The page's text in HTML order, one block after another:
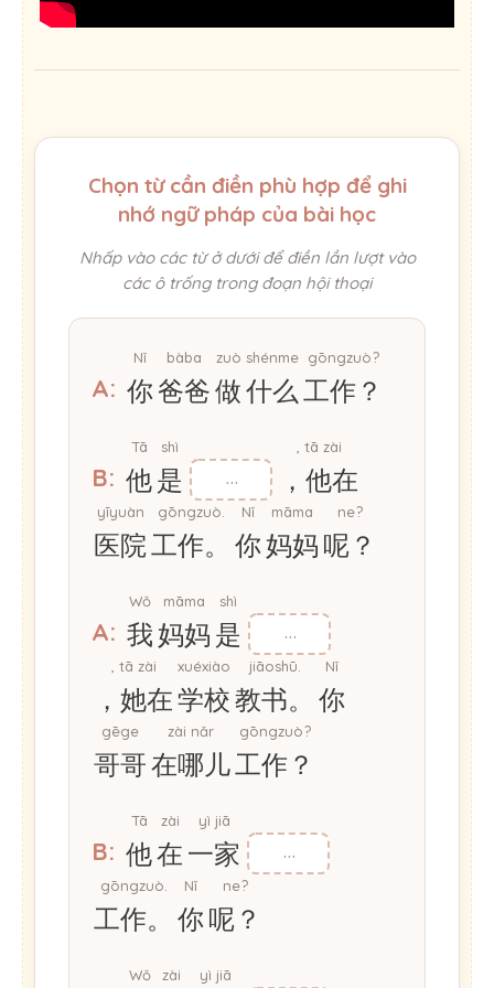
Chọn từ cần điền phù hợp để ghi
nhớ ngữ pháp của bài học
Nhấp vào các từ ở dưới để điền lần lượt vào
các ô trống trong đoạn hội thoại
A:
Nǐ
你
bàba
爸爸
zuò
做
shénme
什么
gōngzuò?
工作？
B:
Tā
他
shì
是
, tā zài
，他在
yīyuàn
医院
gōngzuò.
工作。
Nǐ
你
māma
妈妈
ne?
呢？
A:
Wǒ
我
māma
妈妈
shì
是
, tā zài
，她在
xuéxiào
学校
jiāoshū.
教书。
Nǐ
你
gēge
哥哥
zài nǎr
在哪儿
gōngzuò?
工作？
B:
Tā
他
zài
在
yì jiā
一家
gōngzuò.
工作。
Nǐ
你
ne?
呢？
Wǒ zài yì jiā